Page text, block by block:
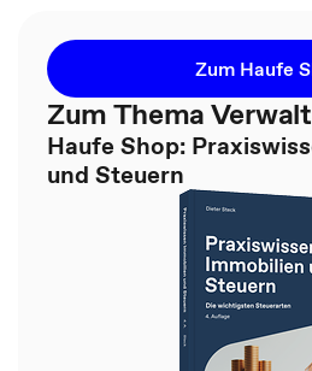
Zum Haufe
Zum Thema
Haufe Shop:
und Steuern